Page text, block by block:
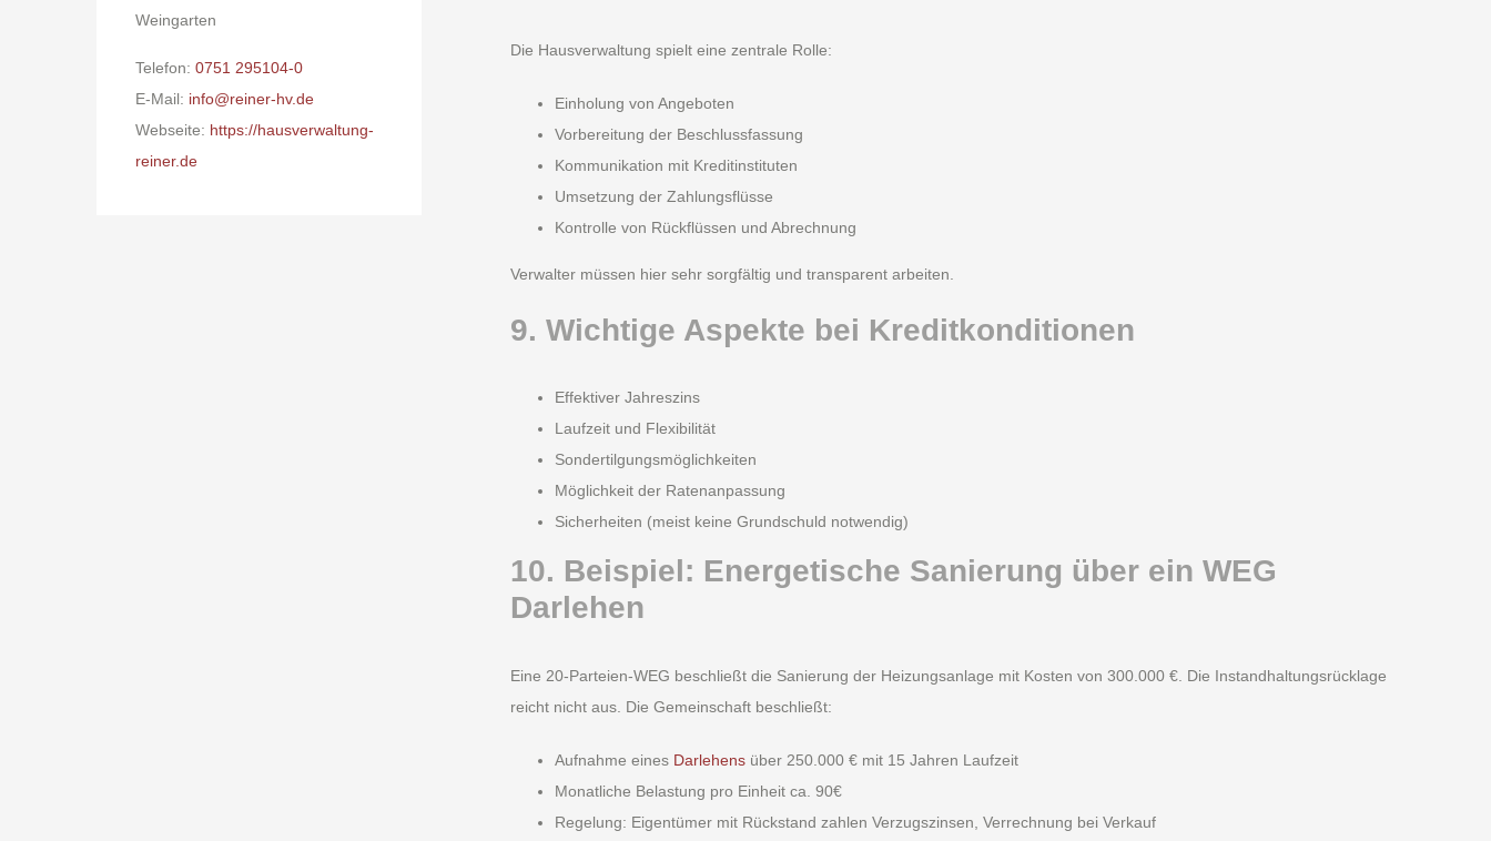
Die Hausverwaltung spielt eine zentrale Rolle:
Einholung von Angeboten
Vorbereitung der Beschlussfassung
Kommunikation mit Kreditinstituten
Umsetzung der Zahlungsflüsse
Kontrolle von Rückflüssen und Abrechnung
Verwalter müssen hier sehr sorgfältig und transparent arbeiten.
9. Wichtige Aspekte bei Kreditkonditionen
Effektiver Jahreszins
Laufzeit und Flexibilität
Sondertilgungsmöglichkeiten
Möglichkeit der Ratenanpassung
Sicherheiten (meist keine Grundschuld notwendig)
10. Beispiel: Energetische Sanierung über ein WEG
Darlehen
Eine 20-Parteien-WEG beschließt die Sanierung der Heizungsanlage mit Kosten von 300.000 €. Die Instandhaltungsrücklage
reicht nicht aus. Die Gemeinschaft beschließt:
Aufnahme eines Darlehensüber 250.000 € mit 15 Jahren Laufzeit
Monatliche Belastung pro Einheit ca. 90€
Regelung: Eigentümer mit Rückstand zahlen Verzugszinsen, Verrechnung bei Verkauf
Weingarten
Telefon:0751 295104-0
E-Mail: info@reiner-hv.de
Webseite: https://hausverwaltung-
reiner.de